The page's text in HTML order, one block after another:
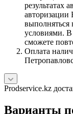
результатах
авторизации
выполняться
условиями. В
сможете
Оплата
Prodservice.kz
Варианты